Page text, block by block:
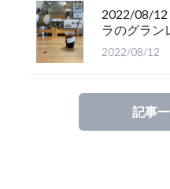
2022/08/12
ラのグラン
2022/08/12
記事